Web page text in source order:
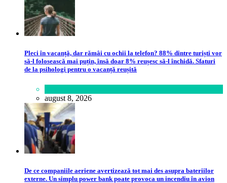
Pleci în vacanță, dar rămâi cu ochii la telefon? 88% dintre turiști vor
să-l folosească mai puțin, însă doar 8% reușesc să-l închidă. Sfaturi
de la psihologi pentru o vacanță reușită
august 8, 2026
De ce companiile aeriene avertizează tot mai des asupra bateriilor
externe. Un simplu power bank poate provoca un incendiu în avion